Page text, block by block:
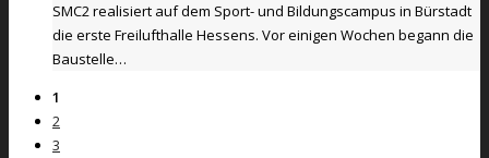
SMC2 realisiert auf dem Sport- und Bildungscampus in Bürstadt
die erste Freilufthalle Hessens. Vor einigen Wochen begann die
Baustelle…
1
2
3